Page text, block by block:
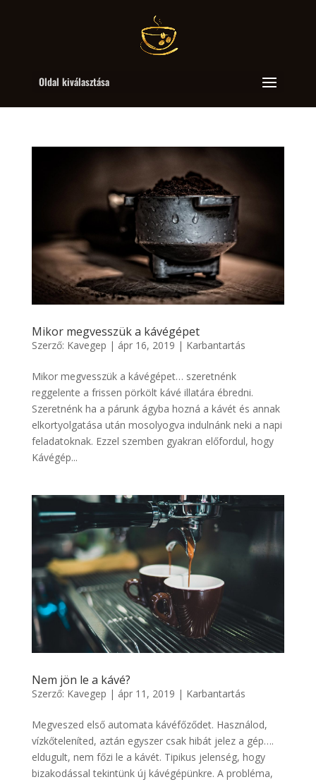
Oldal kiválasztása
Mikor megvesszük a kávégépet
Szerző: Kavegep | ápr 16, 2019 | Karbantartás
Mikor megvesszük a kávégépet… szeretnénk
reggelente a frissen pörkölt kávé illatára ébredni.
Szeretnénk ha a párunk ágyba hozná a kávét és annak
elkortyolgatása után mosolyogva indulnánk neki a napi
feladatoknak. Ezzel szemben gyakran előfordul, hogy
Kávégép...
Nem jön le a kávé?
Szerző: Kavegep | ápr 11, 2019 | Karbantartás
Megveszed első automata kávéfőződet. Használod,
vízkőteleníted, aztán egyszer csak hibát jelez a gép….
eldugult, nem főzi le a kávét. Tipikus jelenség, hogy
bizakodással tekintünk új kávégépünkre. A probléma,